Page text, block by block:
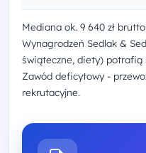
Mediana ok. 9 640 zł
Wynagrodzeń Sedlak &
świąteczne, diety) potrafią
Zawód deficytowy -
rekrutacyjne.